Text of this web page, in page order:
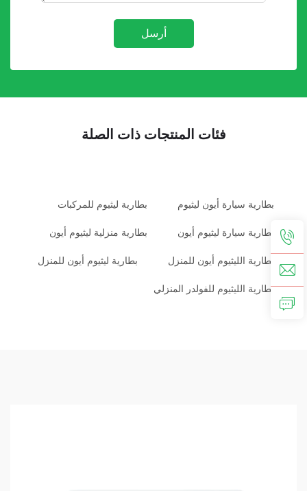
أرسل
فئات المنتجات ذات الصلة
بطارية سيارة أيون ليثيوم بطارية ليثيوم للمركبات
بطارية سيارة ليثيوم أيون بطارية منزلية ليثيوم أيون
بطارية الليثيوم أيون للمنزل بطارية ليثيوم أيون للمنزل
بطارية الليثيوم للفولدر المنزلي